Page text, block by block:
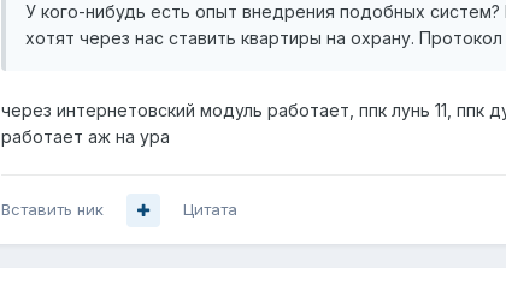
У кого-нибудь есть опыт внедрения подобных
хотят через нас ставить квартиры на охрану.
через интернетовский модуль работает, ппк лунь 11, ппк
работает аж на ура
Вставить ник Цитата